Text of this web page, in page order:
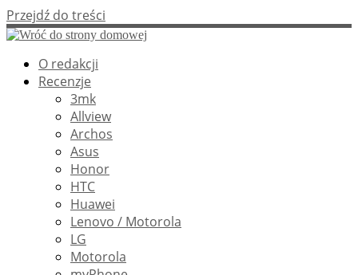
Przejdź do treści
O redakcji
Recenzje
3mk
Allview
Archos
Asus
Honor
HTC
Huawei
Lenovo / Motorola
LG
Motorola